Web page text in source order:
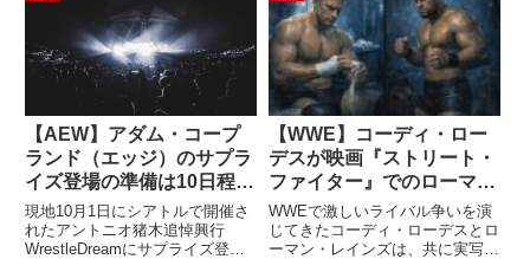
【AEW】アダム・コープ
ランド（エッジ）のサプラ
イズ登場の準備は10日程
度？彼からAEWへ接触し
たことが明らかに
現地10月1日にシアトルで開催さ
れたアントニオ猪木追悼興行
WrestleDreamにサプライズ登場
【WWE】コーディ・ロー
デスが映画『ストリート・
ファイター』でのローマ
ン・レインズとの共演を語
る「奇妙な関係だよ…」
WWEで激しいライバル争いを演
じてきたコーディ・ローデスとロ
ーマン・レインズは、共に実写映